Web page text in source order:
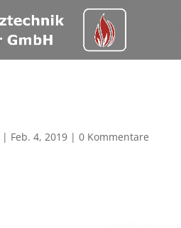
| Feb. 4, 2019 |0 Kommentare